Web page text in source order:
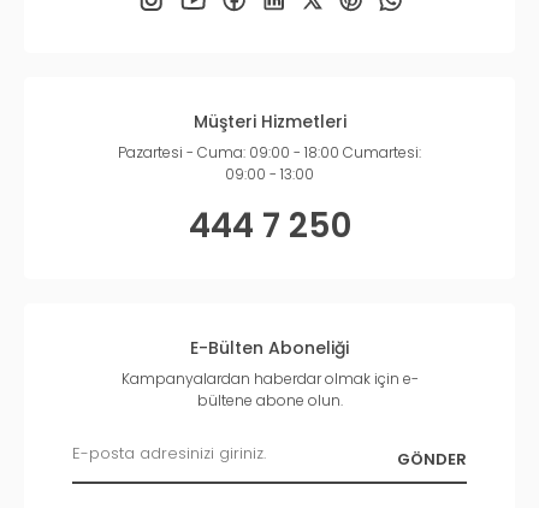
Müşteri Hizmetleri
Pazartesi - Cuma: 09:00 - 18:00 Cumartesi:
09:00 - 13:00
444 7 250
E-Bülten Aboneliği
Kampanyalardan haberdar olmak için e-
bültene abone olun.